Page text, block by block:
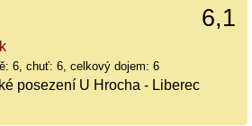
6,1
6, chuť: 6, celkový dojem: 6
posezení U Hrocha - Liberec